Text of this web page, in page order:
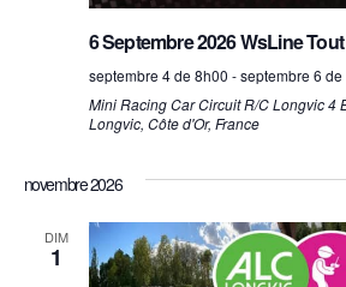
6 Septembre 2026 WsLine
septembre 4 de 8h00 -septembre 6
Mini Racing CarCircuit R/C Longvic 4
Longvic, Côte d'Or, France
novembre 2026
DIM
1